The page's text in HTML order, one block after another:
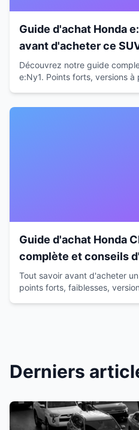
Guide d'achat Honda
avant d'acheter ce
Découvrez notre guide
e:Ny1. Points forts, versions
Guide d'achat Honda
complète et conseils
Tout savoir avant d'acheter
points forts, faiblesses,
Derniers